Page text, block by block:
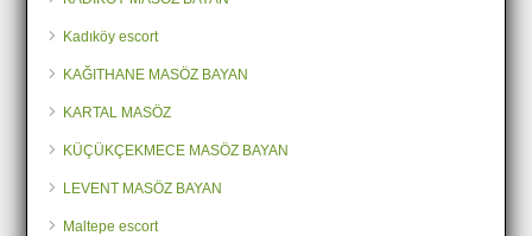
Kadıköy escort
KAĞITHANE MASÖZ BAYAN
KARTAL MASÖZ
KÜÇÜKÇEKMECE MASÖZ BAYAN
LEVENT MASÖZ BAYAN
Maltepe escort